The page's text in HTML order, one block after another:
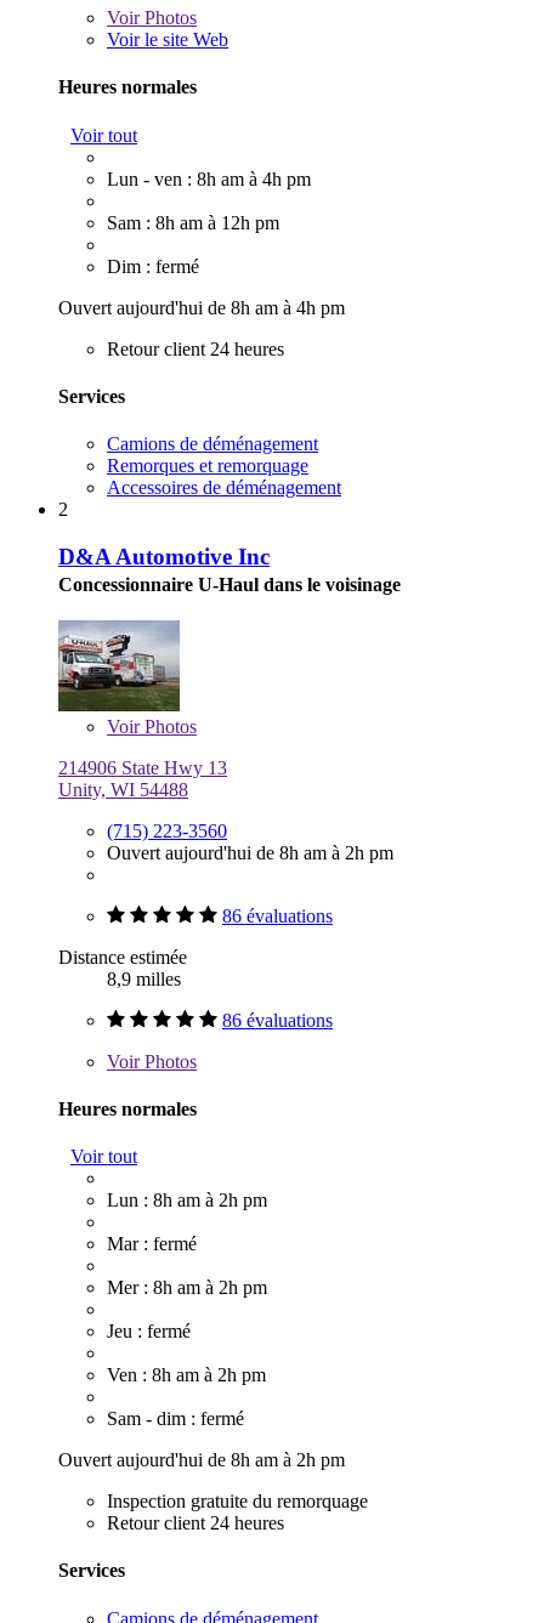
VoirPhotos
Voir le site Web
Heures normales
Voir tout
Lun - ven : 8h am à 4h pm
Sam : 8h am à 12h pm
Dim : fermé
Ouvert aujourd'hui de 8h am à 4h pm
Retour client 24 heures
Services
Camions de déménagement
Remorques et remorquage
Accessoires de déménagement
2
D&A Automotive Inc
Concessionnaire U-Haul dans le voisinage
VoirPhotos
214906 State Hwy 13
Unity, WI 54488
(715) 223-3560
Ouvert aujourd'hui de 8h am à 2h pm
86 évaluations
Distance estimée
8,9 milles
86 évaluations
VoirPhotos
Heures normales
Voir tout
Lun : 8h am à 2h pm
Mar : fermé
Mer : 8h am à 2h pm
Jeu : fermé
Ven : 8h am à 2h pm
Sam - dim : fermé
Ouvert aujourd'hui de 8h am à 2h pm
Inspection gratuite du remorquage
Retour client 24 heures
Services
Camions de déménagement